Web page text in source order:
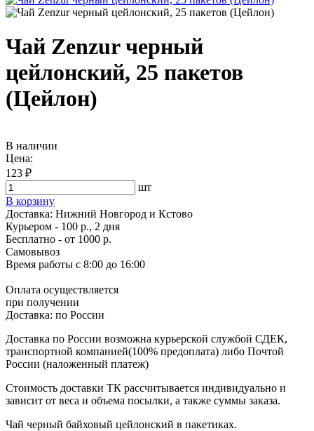
Чай Zenzur черный
цейлонский, 25 пакетов
(Цейлон)
В наличии
Цена:
123 ₽
шт
В корзину
Доставка: Нижний Новгород и Кстово
Курьером - 100 р., 2 дня
Бесплатно - от 1000 р.
Самовывоз
Время работы с 8:00 до 16:00
Оплата осуществляется
при получении
Доставка: по России
Доставка по России возможна курьерской службой СДЕК,
транспортной компанией(100% предоплата) либо Почтой
России (наложенный платеж)
Стоимость доставки ТК рассчитывается индивидуально и
зависит от веса и объема посылки, а также суммы заказа.
Чай черный байховый цейлонский в пакетиках.